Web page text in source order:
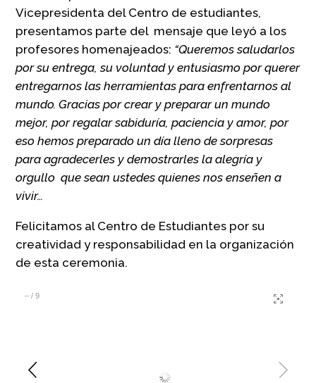
Vicepresidenta del Centro de estudiantes,
presentamos parte del mensaje que leyó a los
profesores homenajeados: “Queremos saludarlos
por su entrega, su voluntad y entusiasmo por querer
entregarnos las herramientas para enfrentarnos al
mundo. Gracias por crear y preparar un mundo
mejor, por regalar sabiduría, paciencia y amor, por
eso hemos preparado un día lleno de sorpresas
para agradecerles y demostrarles la alegría y
orgullo que sean ustedes quienes nos enseñen a
vivir…
Felicitamos al Centro de Estudiantes por su
creatividad y responsabilidad en la organización
de esta ceremonia.
– /9